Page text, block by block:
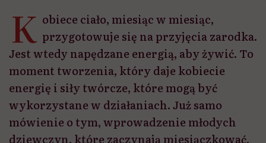
K obiece ciało, miesiąc w miesiąc,
przygotowuje się na przyjęcia zarodka.
Jest wtedy napędzane energią, aby żywić. To
moment tworzenia, który daje kobiecie
energię i siły twórcze, które mogą być
wykorzystane w działaniach. Już samo
mówienie o tym, wprowadzenie młodych
dziewczyn, które zaczynają miesiączkować,